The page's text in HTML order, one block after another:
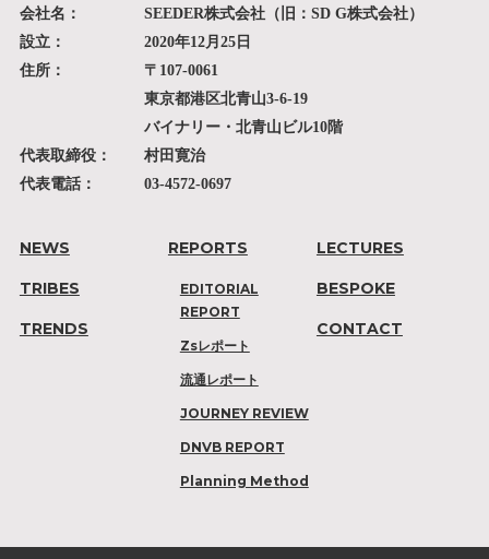
会社名：
SEEDER株式会社（旧：SD G株式会社）
設立：
2020年12月25日
住所：
〒107-0061
東京都港区北青山3-6-19
バイナリー・北青山ビル10階
代表取締役：
村田寛治
代表電話：
03-4572-0697
NEWS
TRIBES
TRENDS
REPORTS
EDITORIAL
REPORT
Zsレポート
流通レポート
JOURNEY REVIEW
DNVB REPORT
Planning Method
LECTURES
BESPOKE
CONTACT